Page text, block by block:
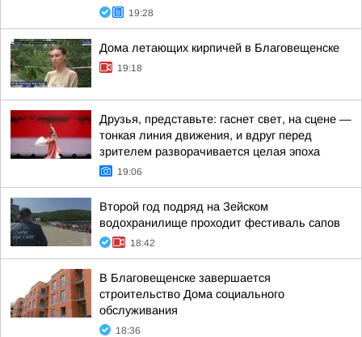
19:28
Дома летающих кирпичей в Благовещенске
19:18
Друзья, представьте: гаснет свет, на сцене —
тонкая линия движения, и вдруг перед
зрителем разворачивается целая эпоха
19:06
Второй год подряд на Зейском
водохранилище проходит фестиваль сапов
18:42
В Благовещенске завершается
строительство Дома социального
обслуживания
18:36